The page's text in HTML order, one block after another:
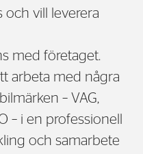
och vill leverera
med företaget.
arbeta med några
– VAG,
– i en professionell
och samarbete